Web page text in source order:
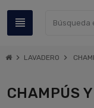
view_headline
chevron_right LAVADERO chevron_right
CHAMPÚS